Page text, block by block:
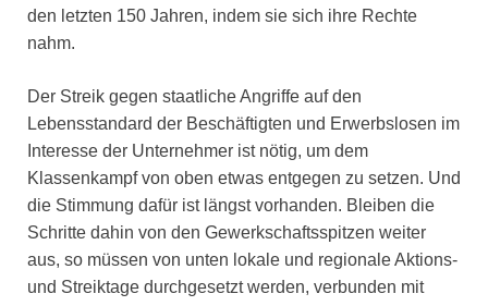
den letzten 150 Jahren, indem sie sich ihre Rechte
nahm.
Der Streik gegen staatliche Angriffe auf den
Lebensstandard der Beschäftigten und Erwerbslosen im
Interesse der Unternehmer ist nötig, um dem
Klassenkampf von oben etwas entgegen zu setzen. Und
die Stimmung dafür ist längst vorhanden. Bleiben die
Schritte dahin von den Gewerkschaftsspitzen weiter
aus, so müssen von unten lokale und regionale Aktions-
und Streiktage durchgesetzt werden, verbunden mit